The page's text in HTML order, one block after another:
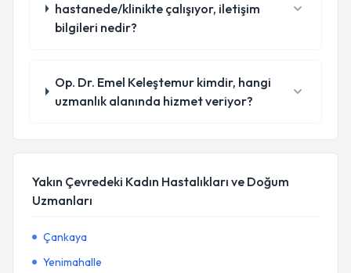
hastanede/klinikte çalışıyor, iletişim
bilgileri nedir?
Op. Dr. Emel Keleştemur kimdir, hangi
uzmanlık alanında hizmet veriyor?
Yakın Çevredeki Kadın Hastalıkları ve Doğum
Uzmanları
Çankaya
Yenimahalle